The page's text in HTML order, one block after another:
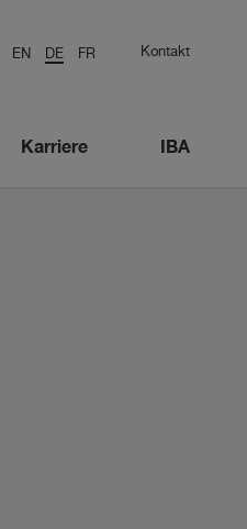
EN DE FR Kontakt
Karriere IBA